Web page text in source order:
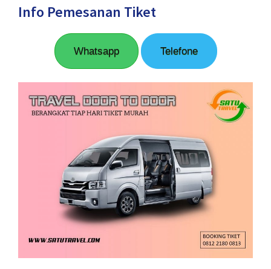
Info Pemesanan Tiket
Whatsapp Telefone